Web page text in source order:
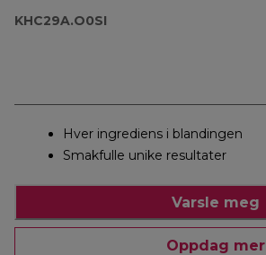
KHC29A.O0SI
Hver ingrediens i blandingen
Smakfulle unike resultater
Varsle meg
Oppdag mer